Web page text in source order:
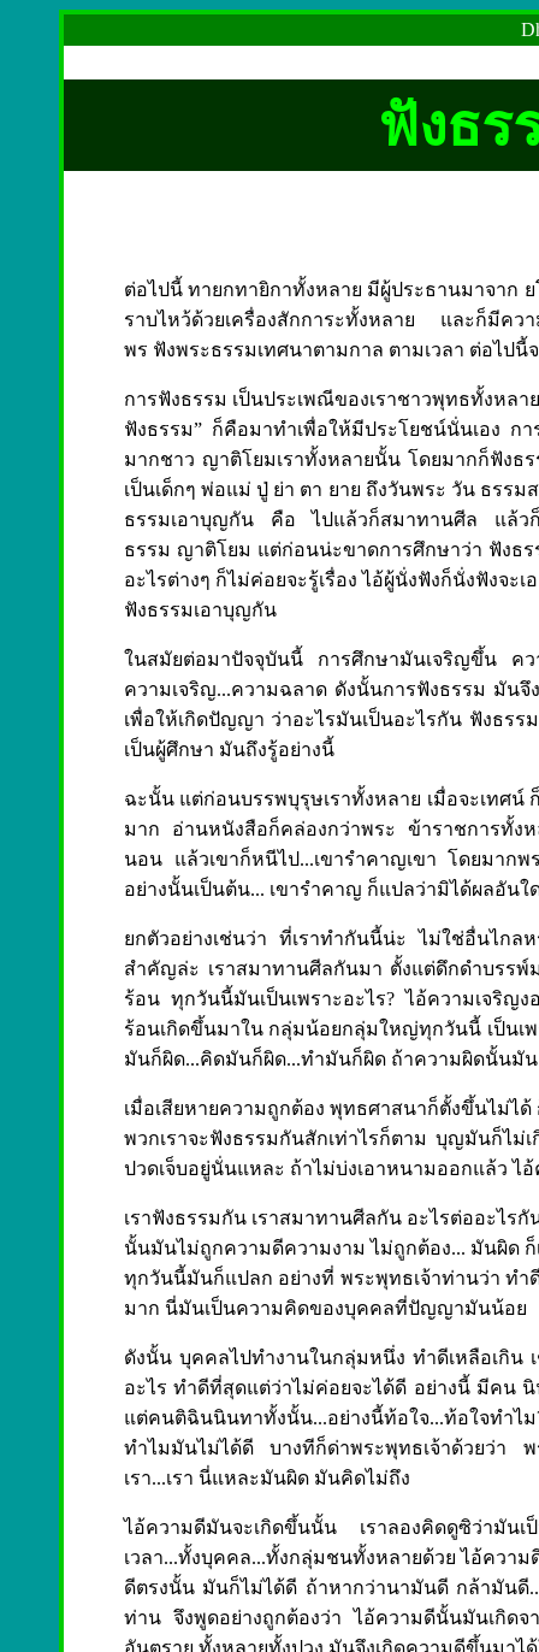
ฟังธร
ต่อไปนี้ ทายกทายิกาทั้งหลาย มีผู้ประธานมาจาก
ราบไหว้ด้วยเครื่องสักการะทั้งหลาย และก็มีคว
พร ฟังพระธรรมเทศนาตามกาล ตามเวลา ต่อไปนี้จ
การฟังธรรม เป็นประเพณีของเราชาวพุทธทั้งหลา
ฟังธรรม” ก็คือมาทำเพื่อให้มีประโยชน์นั่นเอง ก
มากชาว ญาติโยมเราทั้งหลายนั้น โดยมากก็ฟังธ
เป็นเด็กๆ พ่อแม่ ปู่ ย่า ตา ยาย ถึงวันพระ วัน ธรรม
ธรรมเอาบุญกัน คือ ไปแล้วก็สมาทานศีล แล้วก็
ธรรม ญาติโยม แต่ก่อนน่ะขาดการศึกษาว่า ฟังธร
อะไรต่างๆ ก็ไม่ค่อยจะรู้เรื่อง ไอ้ผู้นั่งฟังก็นั่งฟังจ
ฟังธรรมเอาบุญกัน
ในสมัยต่อมาปัจจุบันนี้ การศึกษามันเจริญขึ้น ค
ความเจริญ...ความฉลาด ดังนั้นการฟังธรรม มันจึ
เพื่อให้เกิดปัญญา ว่าอะไรมันเป็นอะไรกัน ฟังธรร
เป็นผู้ศึกษา มันถึงรู้อย่างนี้
ฉะนั้น แต่ก่อนบรรพบุรุษเราทั้งหลาย เมื่อจะเทศ
มาก อ่านหนังสือก็คล่องกว่าพระ ข้าราชการทั้ง
นอน แล้วเขาก็หนีไป...เขารำคาญเขา โดยมา
อย่างนั้นเป็นต้น... เขารำคาญ ก็แปลว่ามิได้ผลอันใ
ยกตัวอย่างเช่นว่า ที่เราทำกันนี้น่ะ ไม่ใช่อื่นไกล
สำคัญล่ะ เราสมาทานศีลกันมา ตั้งแต่ดึกดำบรรพ์
ร้อน ทุกวันนี้มันเป็นเพราะอะไร? ไอ้ความเจริญ
ร้อนเกิดขึ้นมาใน กลุ่มน้อยกลุ่มใหญ่ทุกวันนี้ เป็นเ
มันก็ผิด...คิดมันก็ผิด...ทำมันก็ผิด ถ้าความผิดนั้นมั
เมื่อเสียหายความถูกต้อง พุทธศาสนาก็ตั้งขึ้นไม่ไ
พวกเราจะฟังธรรมกันสักเท่าไรก็ตาม บุญมันก็ไม่
ปวดเจ็บอยู่นั่นแหละ ถ้าไม่บ่งเอาหนามออกแล้ว ไ
เราฟังธรรมกัน เราสมาทานศีลกัน อะไรต่ออะไร
นั้นมันไม่ถูกความดีความงาม ไม่ถูกต้อง... มันผิด
ทุกวันนี้มันก็แปลก อย่างที่ พระพุทธเจ้าท่านว่า ท
มาก นี่มันเป็นความคิดของบุคคลที่ปัญญามันน้อย
ดังนั้น บุคคลไปทำงานในกลุ่มหนึ่ง ทำดีเหลือเกิน
อะไร ทำดีที่สุดแต่ว่าไม่ค่อยจะได้ดี อย่างนี้ มีคน
แต่คนติฉินนินทาทั้งนั้น...อย่างนี้ท้อใจ...ท้อใจทำไ
ทำไมมันไม่ได้ดี บางทีก็ด่าพระพุทธเจ้าด้วยว่า
เรา...เรา นี่แหละมันผิด มันคิดไม่ถึง
ไอ้ความดีมันจะเกิดขึ้นนั้น เราลองคิดดูซิว่ามัน
เวลา...ทั้งบุคคล...ทั้งกลุ่มชนทั้งหลายด้วย ไอ้ความ
ดีตรงนั้น มันก็ไม่ได้ดี ถ้าหากว่านามันดี กล้ามันดี
ท่าน จึงพูดอย่างถูกต้องว่า ไอ้ความดีนั้นมันเกิด